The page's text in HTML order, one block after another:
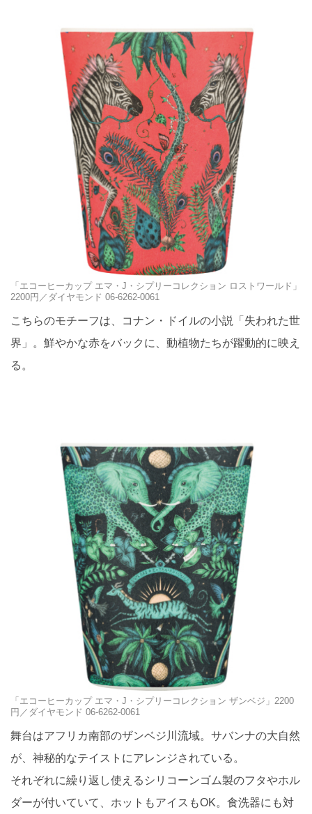
「エコーヒーカップ エマ・J・シプリーコレクション ロストワールド」
2200円／ダイヤモンド 06-6262-0061
こちらのモチーフは、コナン・ドイルの小説「失われた世
界」。鮮やかな赤をバックに、動植物たちが躍動的に映え
る。
「エコーヒーカップ エマ・J・シプリーコレクション ザンベジ」2200
円／ダイヤモンド 06-6262-0061
舞台はアフリカ南部のザンベジ川流域。サバンナの大自然
が、神秘的なテイストにアレンジされている。
それぞれに繰り返し使えるシリコーンゴム製のフタやホル
ダーが付いていて、ホットもアイスもOK。食洗器にも対